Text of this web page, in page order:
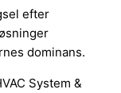
efter
dominans.
System &